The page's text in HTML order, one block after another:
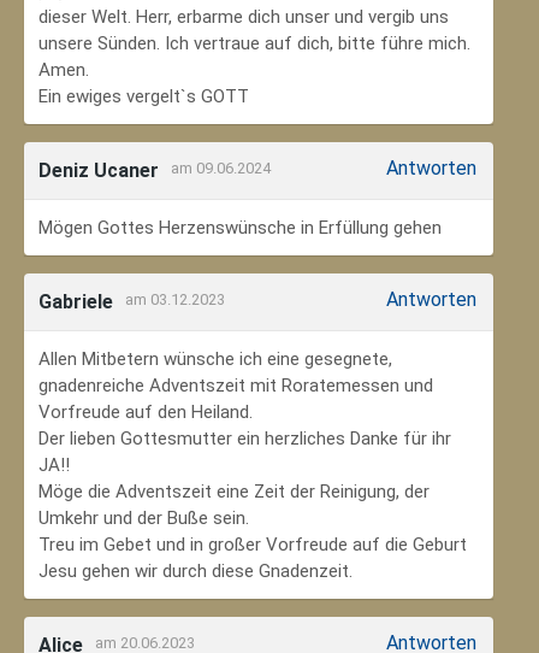
dieser Welt. Herr, erbarme dich unser und vergib uns
unsere Sünden. Ich vertraue auf dich, bitte führe mich.
Amen.
Ein ewiges vergelt`s GOTT
Deniz Ucaner am 09.06.2024 Antworten
Mögen Gottes Herzenswünsche in Erfüllung gehen
Gabriele am 03.12.2023 Antworten
Allen Mitbetern wünsche ich eine gesegnete,
gnadenreiche Adventszeit mit Roratemessen und
Vorfreude auf den Heiland.
Der lieben Gottesmutter ein herzliches Danke für ihr
JA!!
Möge die Adventszeit eine Zeit der Reinigung, der
Umkehr und der Buße sein.
Treu im Gebet und in großer Vorfreude auf die Geburt
Jesu gehen wir durch diese Gnadenzeit.
Alice am 20.06.2023 Antworten